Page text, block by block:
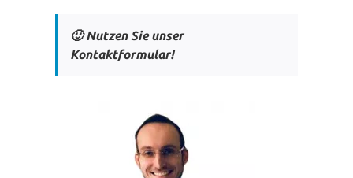
🙂 Nutzen Sie unser
Kontaktformular!